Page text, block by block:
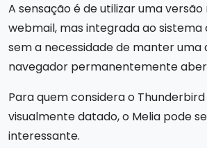
A sensação é de utilizar uma
webmail, mas integrada ao
sem a necessidade de manter uma
navegador permanentemente
Para quem considera o
visualmente datado, o Melia pode
interessante.